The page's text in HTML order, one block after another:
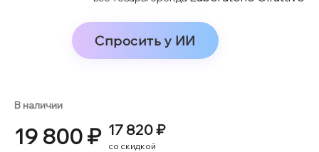
Спросить у ИИ
В наличии
19 800 ₽ 17 820 ₽
со скидкой